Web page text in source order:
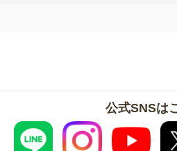
公式SNSは